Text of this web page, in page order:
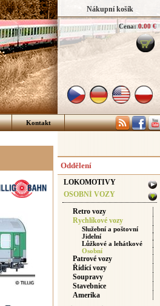
Nákupní košík
Cena: 0.00 €
Kontakt
Oddělení
LOKOMOTIVY
OSOBNÍ VOZY
Retro vozy
Rychlíkové vozy
Služební a poštovní
Jidelní
Lůžkové a lehátkové
Osobní
Patrové vozy
Řídící vozy
Soupravy
Stavebnice
Amerika